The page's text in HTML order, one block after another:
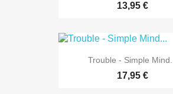
13,95 €
Trouble - Simple Mind...
17,95 €